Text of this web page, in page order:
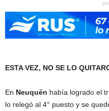
ESTA VEZ, NO SE LO
En Neuquén había logrado el
lo relegó al 4° puesto y se